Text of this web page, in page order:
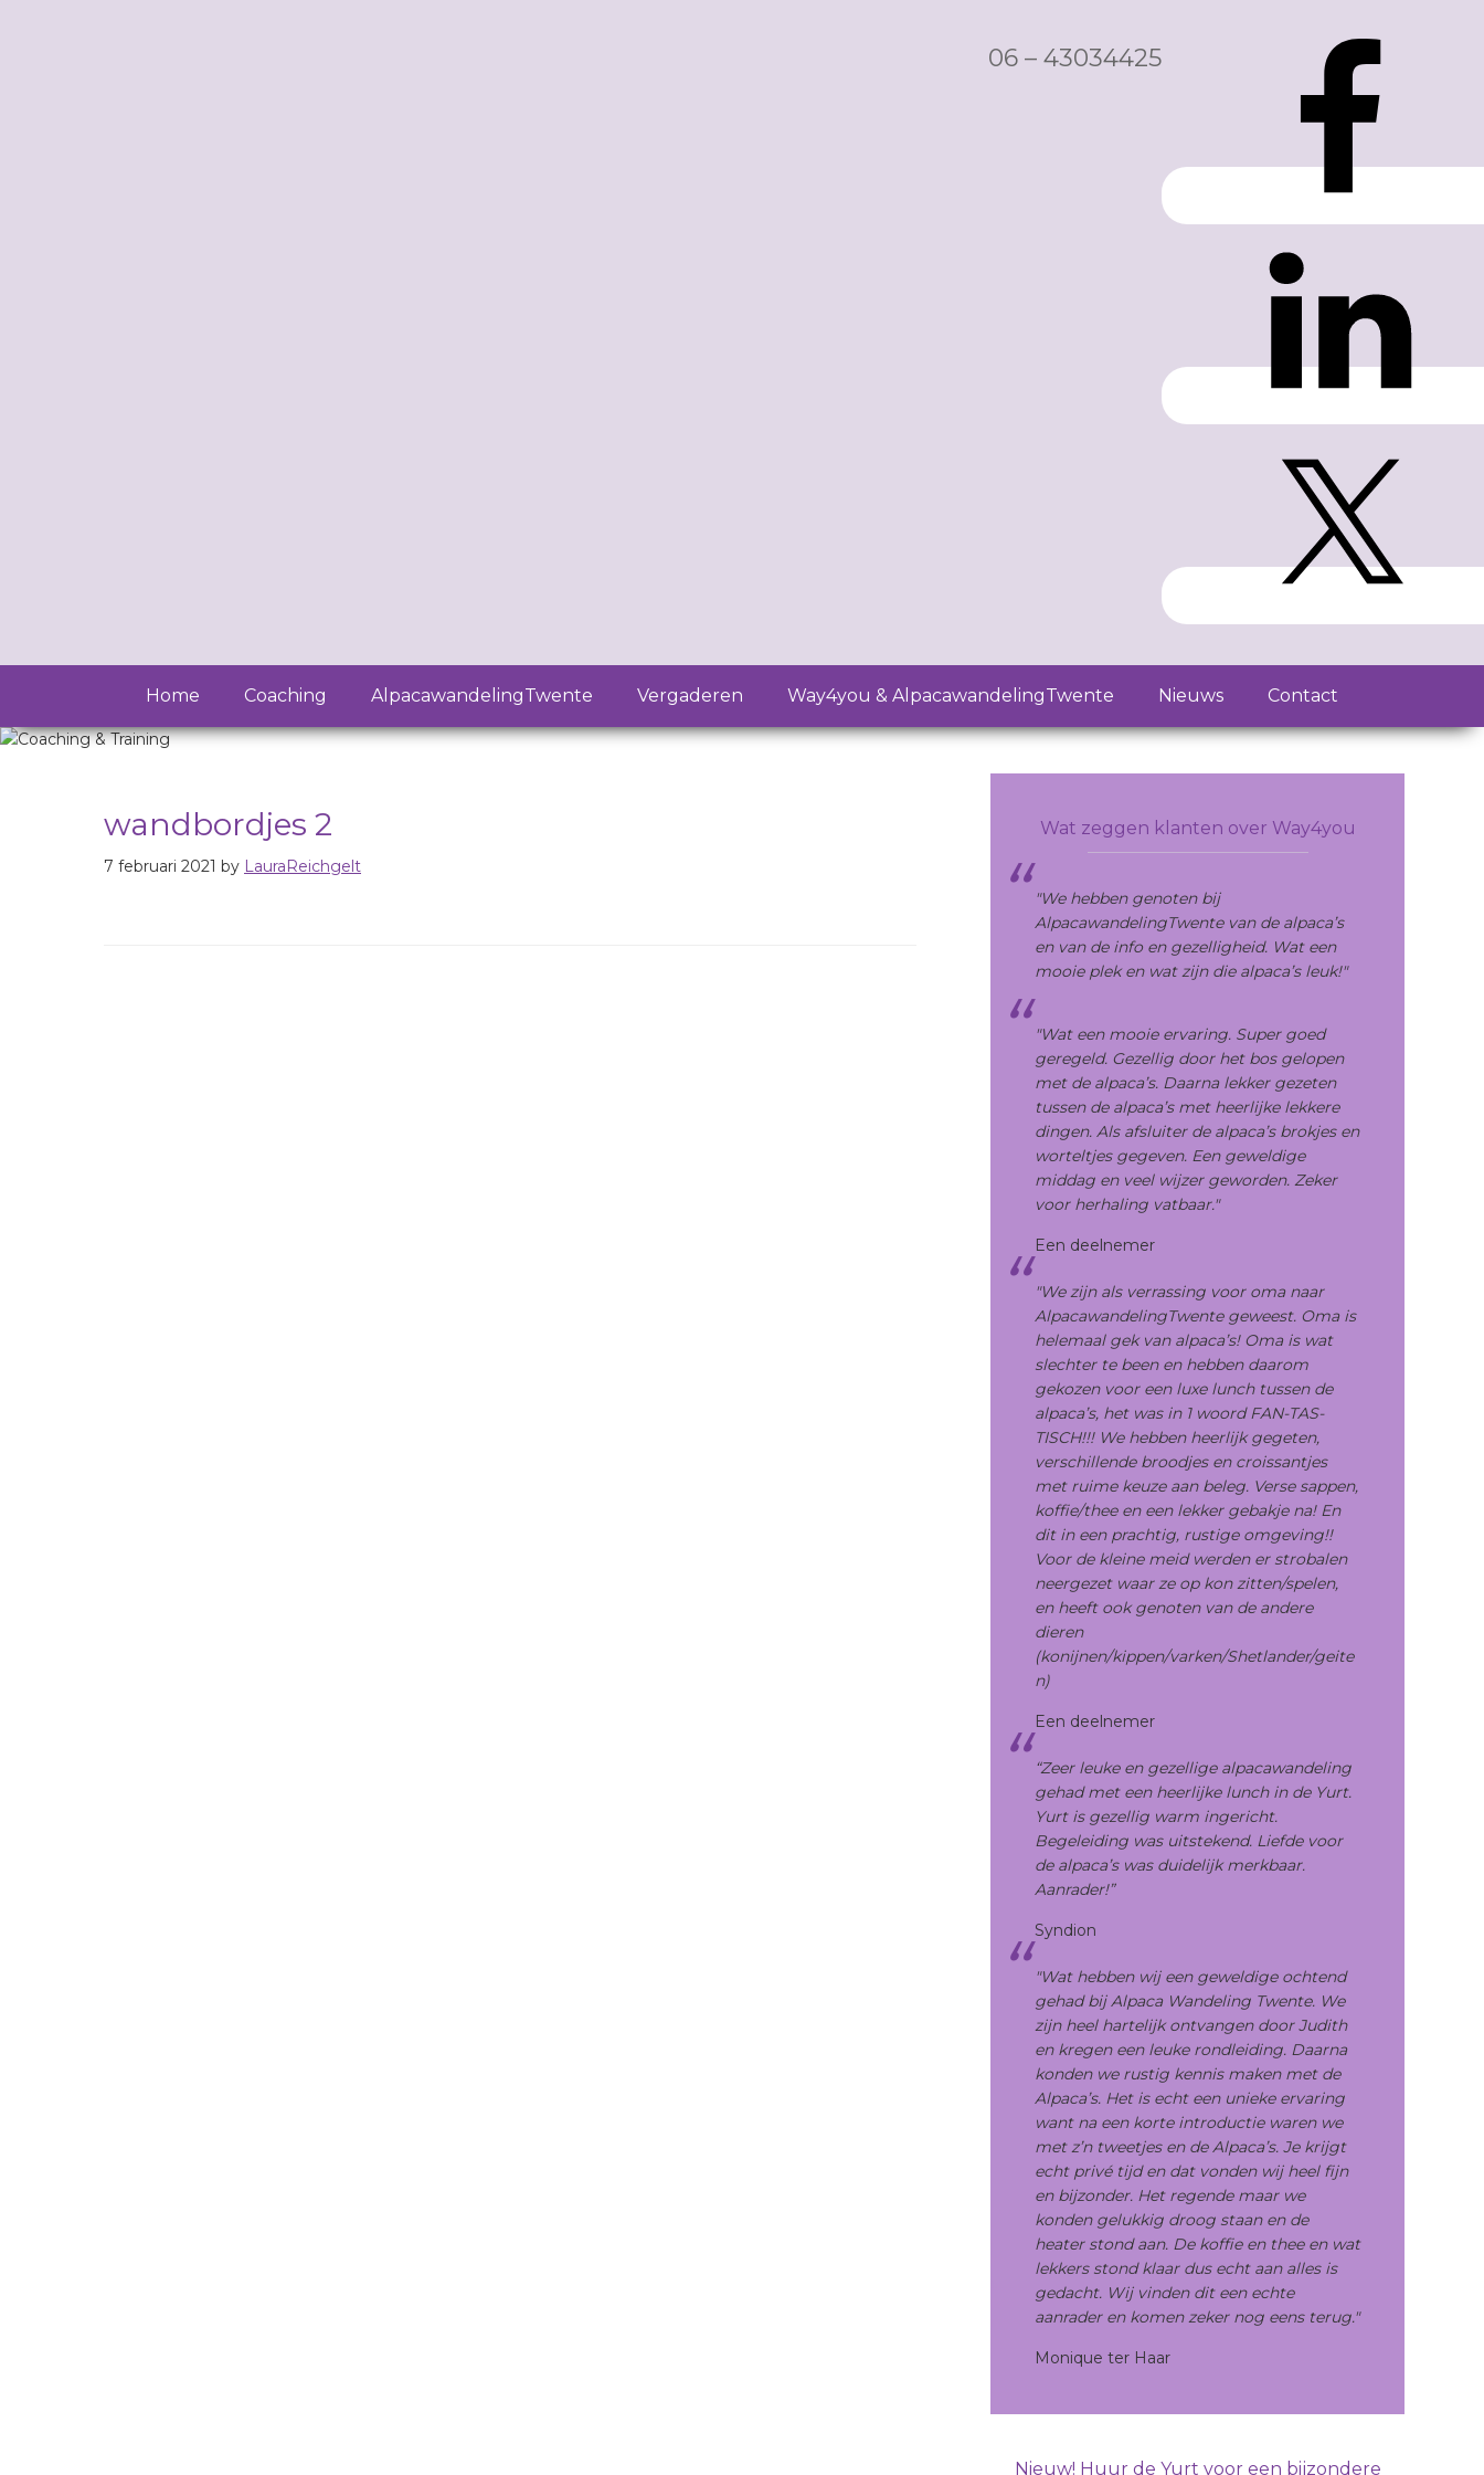
06 – 43034425
Home Coaching AlpacawandelingTwente Vergaderen Way4you & AlpacawandelingTwente Nieuws Contact
wandbordjes 2
7 februari 2021 by LauraReichgelt
Sidebar
Wat zeggen klanten over Way4you
"We hebben genoten bij
AlpacawandelingTwente van de alpaca’s
en van de info en gezelligheid. Wat een
mooie plek en wat zijn die alpaca’s leuk!"
"Wat een mooie ervaring. Super goed
geregeld. Gezellig door het bos gelopen
met de alpaca’s. Daarna lekker gezeten
tussen de alpaca’s met heerlijke lekkere
dingen. Als afsluiter de alpaca’s brokjes en
worteltjesgegeven. Een geweldige
middag en veel wijzer geworden. Zeker
voor herhaling vatbaar."
Een deelnemer
"We zijn als verrassing voor oma naar
AlpacawandelingTwente geweest. Oma is
helemaal gek van alpaca’s! Oma is wat
slechter te been en hebben daarom
gekozen voor een luxe lunch tussen de
alpaca’s, het was in 1 woord FAN-TAS-
TISCH!!! We hebben heerlijk gegeten,
verschillende broodjes en croissantjes
met ruime keuze aan beleg. Verse sappen,
koffie/thee en een lekker gebakje na! En
dit in een prachtig, rustige omgeving!!
Voor de kleine meid werden er strobalen
neergezet waar ze op kon zitten/spelen,
en heeft ook genoten van de andere
dieren
(konijnen/kippen/varken/Shetlander/geite
n)
Een deelnemer
“Zeer leuke en gezellige alpacawandeling
gehad met een heerlijke lunch in de Yurt.
Yurt is gezellig warm ingericht.
Begeleiding was uitstekend. Liefde voor
de alpaca’s was duidelijk merkbaar.
Aanrader!”
Syndion
"Wat hebben wij een geweldige ochtend
gehad bij Alpaca Wandeling Twente. We
zijn heel hartelijk ontvangen door Judith
en kregen een leuke rondleiding. Daarna
konden we rustig kennis maken met de
Alpaca’s. Het is echt een unieke ervaring
want na een korte introductie waren we
met z’n tweetjes en de Alpaca’s. Je krijgt
echt privé tijd en dat vonden wij heel fijn
en bijzonder. Het regende maar we
konden gelukkig droog staan en de
heater stond aan. De koffie en thee en wat
lekkers stond klaar dus echt aan alles is
gedacht. Wij vinden dit een echte
aanrader en komen zeker nog eens terug."
Monique ter Haar
Nieuw! Huur de Yurt voor een bijzondere